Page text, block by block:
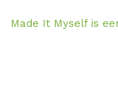
Made It Myself is